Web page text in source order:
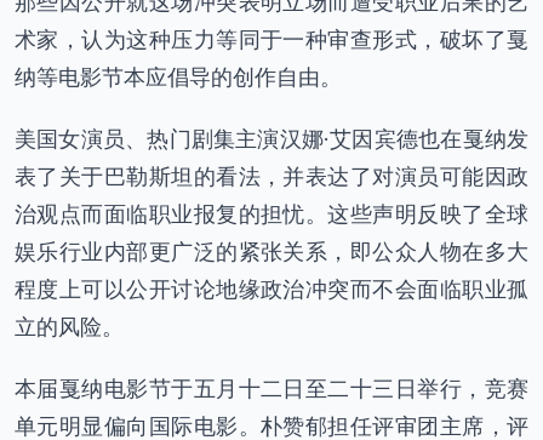
术家，认为这种压力等同于一种审查形式，破坏了戛
纳等电影节本应倡导的创作自由。
美国女演员、热门剧集主演汉娜·艾因宾德也在戛纳发
表了关于巴勒斯坦的看法，并表达了对演员可能因政
治观点而面临职业报复的担忧。这些声明反映了全球
娱乐行业内部更广泛的紧张关系，即公众人物在多大
程度上可以公开讨论地缘政治冲突而不会面临职业孤
立的风险。
本届戛纳电影节于五月十二日至二十三日举行，竞赛
单元明显偏向国际电影。朴赞郁担任评审团主席，评